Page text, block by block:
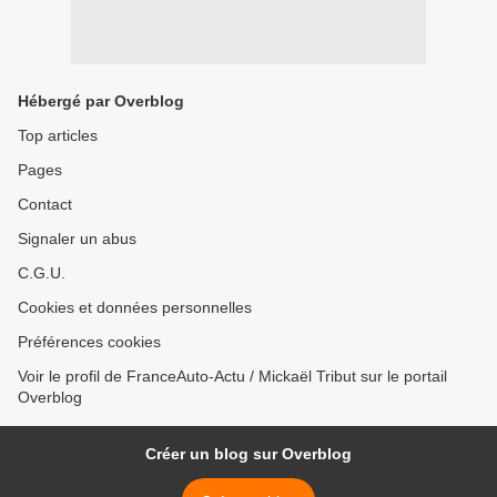
Hébergé par Overblog
Top articles
Pages
Contact
Signaler un abus
C.G.U.
Cookies et données personnelles
Préférences cookies
Voir le profil de FranceAuto-Actu / Mickaël Tribut sur le portail
Overblog
Créer un blog sur Overblog